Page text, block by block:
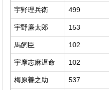
宇野理兵衛 499
宇野廉太郎 153
馬飼臣 102
宇摩志麻遅命 102
梅原善之助 537